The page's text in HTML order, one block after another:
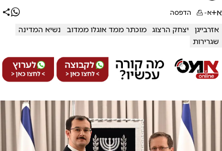
א+א- הדפסה
אזרבייגן יצחק הרצוג מוכתר ממד אוגלו ממדוב
נשיא המדינה
שגרירות